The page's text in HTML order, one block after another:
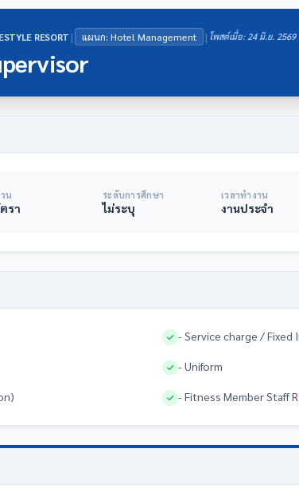
RESORT | แผนก: Hotel Management | โพสต์เมื่อ: 24 มิ.ย. 2569
น
รา
ระดับการศึกษา
ไม่ระบุ
เวลาทำงาน
งานประจำ
- Service charge / Fixed
- Uniform
- Fitness Member Staff